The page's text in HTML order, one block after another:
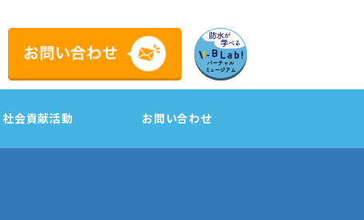
社会貢献活動 お問い合わせ